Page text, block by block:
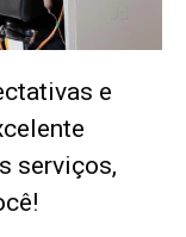
e
serviços,